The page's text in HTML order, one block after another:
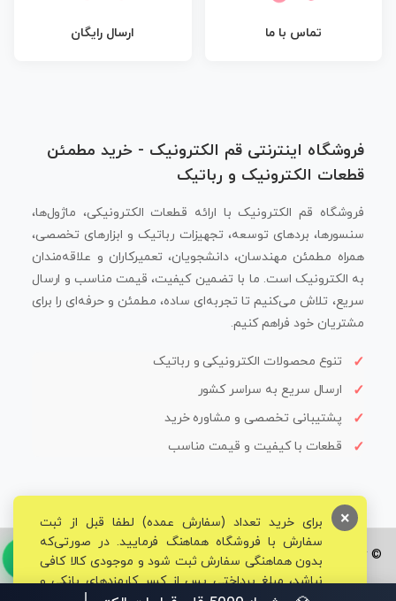
تماس با ما ارسال رایگان
فروشگاه اینترنتی قم الکترونیک - خرید مطمئن
قطعات الکترونیک و رباتیک
فروشگاه قم الکترونیک با ارائه قطعات الکترونیکی، ماژول‌ها،
سنسورها، بردهای توسعه، تجهیزات رباتیک و ابزارهای تخصصی،
همراه مطمئن مهندسان، دانشجویان، تعمیرکاران و علاقه‌مندان
به الکترونیک است. ما با تضمین کیفیت، قیمت مناسب و ارسال
سریع، تلاش می‌کنیم تا تجربه‌ای ساده، مطمئن و حرفه‌ای را برای
مشتریان خود فراهم کنیم.
تنوع محصولات الکترونیکی و رباتیک
ارسال سریع به سراسر کشور
پشتیبانی تخصصی و مشاوره خرید
قطعات با کیفیت و قیمت مناسب
© تمامی حقوق برای فروشگاه تخصصی قم الکترونیک محفوظ می‌باشد.
برای خرید تعداد (سفارش عمده) لطفا قبل از ثبت
سفارش با فروشگاه هماهنگ فرمایید. در صورتی‌که
بدون هماهنگی سفارش ثبت شود و موجودی کالا کافی
نباشد، مبلغ پرداختی پس از کسر کارمزدهای بانکی و
×